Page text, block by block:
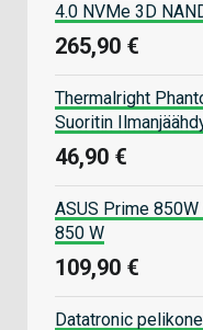
4.0 NVMe 3D
265,90 €
Thermalright
Suoritin
46,90 €
ASUS Prime
850 W
109,90 €
Datatronic